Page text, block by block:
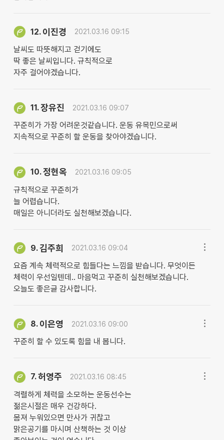
12. 이진경 2021.03.16 09:15
날씨도 따뜻해지고 걷기에도
딱 좋은 날씨입니다. 규칙적으로
자주 걸어야겠습니다.
11.장유진 2021.03.16 09:07
꾸준히가 가장 어려운것같습니다. 운동 유목민으로써
지속적으로 꾸준히 할 운동을 찾아야겠습니다.
10.정현옥 2021.03.16 09:05
규칙적으로 꾸준히가
늘 어렵습니다.
매일은 아니더라도 실천해보겠습니다.
9.김주희 2021.03.16 09:04
요즘 계속 체력적으로 힘들다는 느낌을 받습니다. 무엇이든
체력이 우선일텐데.. 마음먹고 꾸준히 실천해보겠습니다.
오늘도 좋은글 감사합니다.
8. 이은영 2021.03.16 09:00
꾸준히 할 수 있도록 힘을 내 봅니다.
7.허영주 2021.03.16 08:45
격렬하게 체력을 소모하는 운동선수는
젊은시절은 매우 건강하다.
몸져 누워있으면 만사가 귀찮고
맑은공기를 마시며 산책하는 것 이상